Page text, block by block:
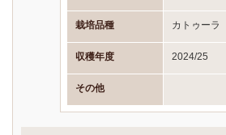
栽培品種 カトゥーラ
収穫年度 2024/25
その他